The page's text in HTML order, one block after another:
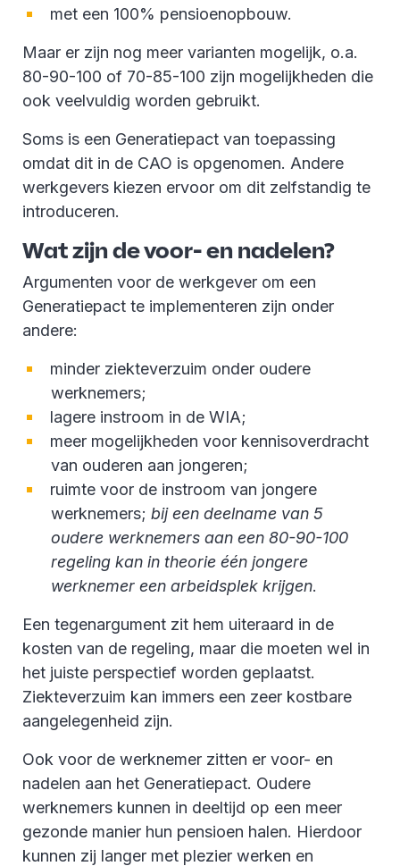
met een 100% pensioenopbouw.
Maar er zijn nog meer varianten mogelijk, o.a.
80-90-100 of 70-85-100 zijn mogelijkheden die
ook veelvuldig worden gebruikt.
Soms is een Generatiepact van toepassing
omdat dit in de CAO is opgenomen. Andere
werkgevers kiezen ervoor om dit zelfstandig te
introduceren.
Wat zijn de voor- en nadelen?
Argumenten voor de werkgever om een
Generatiepact te implementeren zijn onder
andere:
minder ziekteverzuim onder oudere
werknemers;
lagere instroom in de WIA;
meer mogelijkheden voor kennisoverdracht
van ouderen aan jongeren;
ruimte voor de instroom van jongere
werknemers; bij een deelname van 5
oudere werknemers aan een 80-90-100
regeling kan in theorie één jongere
werknemer een arbeidsplek krijgen.
Een tegenargument zit hem uiteraard in de
kosten van de regeling, maar die moeten wel in
het juiste perspectief worden geplaatst.
Ziekteverzuim kan immers een zeer kostbare
aangelegenheid zijn.
Ook voor de werknemer zitten er voor- en
nadelen aan het Generatiepact. Oudere
werknemers kunnen in deeltijd op een meer
gezonde manier hun pensioen halen. Hierdoor
kunnen zij langer met plezier werken en